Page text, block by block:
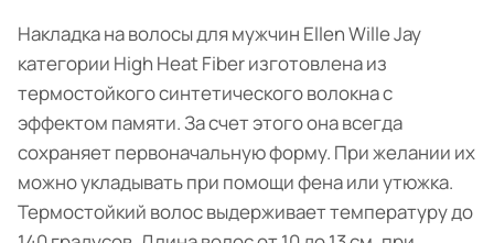
Накладка на волосы для мужчин Ellen Wille Jay
категории High Heat Fiber изготовлена из
термостойкого синтетического волокна с
эффектом памяти. За счет этого она всегда
сохраняет первоначальную форму. При желании их
можно укладывать при помощи фена или утюжка.
Термостойкий волос выдерживает температуру до